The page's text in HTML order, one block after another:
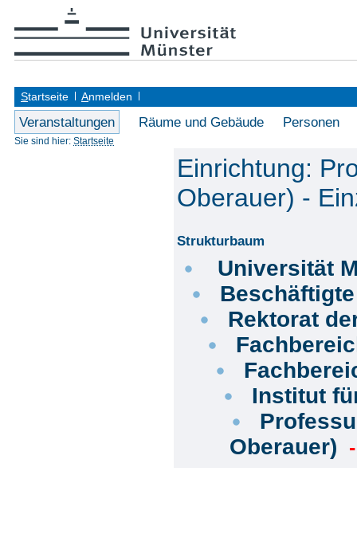
Startseite Anmelden
Veranstaltungen Räume und Gebäude Personen
Sie sind hier: Startseite
Einrichtung:
Oberauer) -
Strukturbaum
Universität
Beschäftigte
Rektorat
Institut
Oberauer)